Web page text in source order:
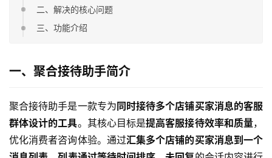
二、解决的核心问题
三、功能介绍
一、聚合接待助手简介
聚合接待助手是一款专为 同时接待多个店铺买家消息的客服
群体设计的工具。其核心目标是提高客服接待效率和质量，
优化消费者咨询体验。通过汇集多个店铺的买家消息到一个